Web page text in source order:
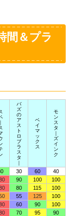
間＆プラ
｜
バ
ズ
の
ア
ス
ト
ロ
ブ
ラ
ス
タ
｜
ベ
イ
マ
ッ
ク
ス
モ
ン
ス
タ
｜
ズ
イ
ン
ク
30 60
40
90 100
100
80 115
100
55 125
100
60 90
100
70 95
90